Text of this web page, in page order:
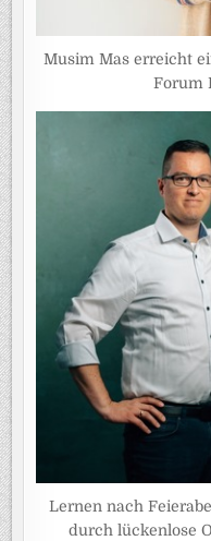
Musim Mas erreicht
Forum
Lernen nach
durch lückenlose